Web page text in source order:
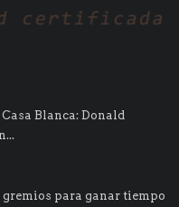
Blanca: Donald
para ganar tiempo